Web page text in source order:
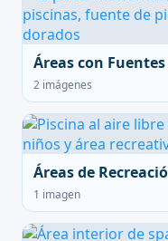
Áreas con
2 imágenes
Áreas de
1 imagen